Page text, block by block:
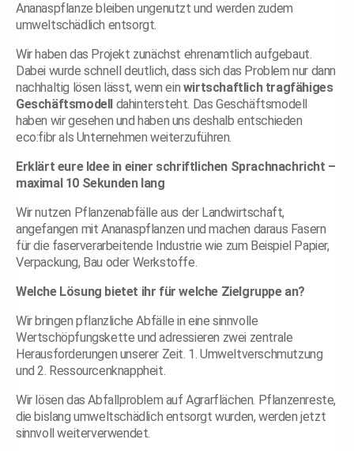
Ananaspflanze bleiben ungenutzt und werden zudem
umweltschädlich entsorgt.
Wir haben das Projekt zunächst ehrenamtlich aufgebaut.
Dabei wurde schnell deutlich, dass sich das Problem nur dann
nachhaltig lösen lässt, wenn ein wirtschaftlich tragfähiges
Geschäftsmodell dahintersteht. Das Geschäftsmodell
haben wir gesehen und haben uns deshalb entschieden
eco:fibr als Unternehmen weiterzuführen.
Erklärt eure Idee in einer schriftlichen Sprachnachricht –
maximal 10 Sekunden lang
Wir nutzen Pflanzenabfälle aus der Landwirtschaft,
angefangen mit Ananaspflanzen und machen daraus Fasern
für die faserverarbeitende Industrie wie zum Beispiel Papier,
Verpackung, Bau oder Werkstoffe.
Welche Lösung bietet ihr für welche Zielgruppe an?
Wir bringen pflanzliche Abfälle in eine sinnvolle
Wertschöpfungskette und adressieren zwei zentrale
Herausforderungen unserer Zeit. 1. Umweltverschmutzung
und 2. Ressourcenknappheit.
Wir lösen das Abfallproblem auf Agrarflächen. Pflanzenreste,
die bislang umweltschädlich entsorgt wurden, werden jetzt
sinnvoll weiterverwendet.